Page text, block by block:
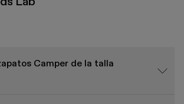
Camper de la talla